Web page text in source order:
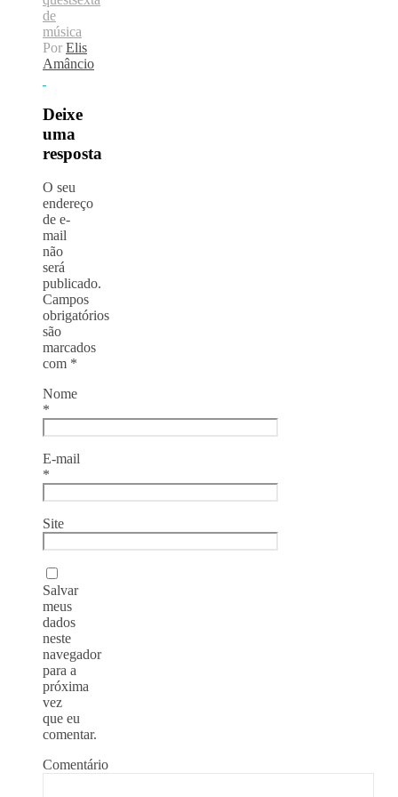
de
música
Por Elis
Amâncio
Deixe
uma
resposta
O seu
endereço
de e-
mail
não
será
publicado.
Campos
obrigatórios
são
marcados
com *
Nome
*
E-mail
*
Site
Salvar
meus
dados
neste
navegador
para a
próxima
vez
que eu
comentar.
Comentário